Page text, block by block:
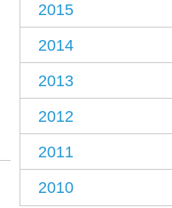
2015
2014
2013
2012
2011
2010